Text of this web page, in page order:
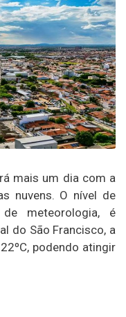
mais um dia com a
nuvens. O nível de
meteorologia, é
do São Francisco, a
podendo atingir